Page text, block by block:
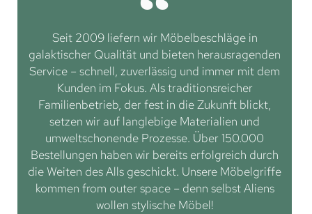
Seit 2009 liefern wir Möbelbeschläge in
galaktischer Qualität und bieten herausragenden
Service – schnell, zuverlässig und immer mit dem
Kunden im Fokus. Als traditionsreicher
Familienbetrieb, der fest in die Zukunft blickt,
setzen wir auf langlebige Materialien und
umweltschonende Prozesse. Über 150.000
Bestellungen haben wir bereits erfolgreich durch
die Weiten des Alls geschickt. Unsere Möbelgriffe
kommen from outer space – denn selbst Aliens
wollen stylische Möbel!